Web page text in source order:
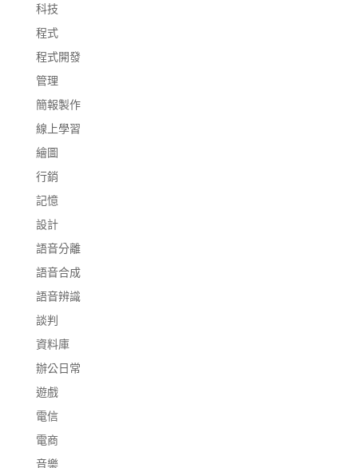
科技
程式
程式開發
管理
簡報製作
線上學習
繪圖
行銷
記憶
設計
語音分離
語音合成
語音辨識
談判
資料庫
辦公日常
遊戲
電信
電商
音樂